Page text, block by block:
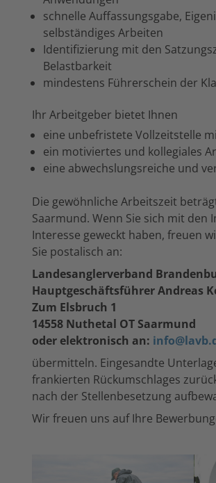
schnelle Auffassungsgabe,
selbständiges Arbeiten
Identifizierung mit den
Belastbarkeit
mindestens Führerschein der
Ihr Arbeitgeber bietet Ihnen
eine unbefristete Vollzeitstelle
ein motiviertes und kollegiales
eine abwechslungsreiche und
Die gewöhnliche Arbeitszeit
Saarmund. Wenn Sie sich mit
Interesse geweckt haben, freuen
Sie postalisch an:
Landesanglerverband
Hauptgeschäftsführer Andreas
Zum Elsbruch 1
14558 Nuthetal OT Saarmund
oder elektronisch an:
übermitteln. Eingesandte
frankierten Rückumschlages
nach der Stellenbesetzung
Wir freuen uns auf Ihre